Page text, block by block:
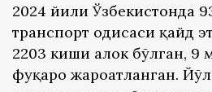
2024 йили Ўзбекистонда
транспорт ҳодисаси қайд
2203 киши ҳалок бўлган, 9
фуқаро жароҳатланган.